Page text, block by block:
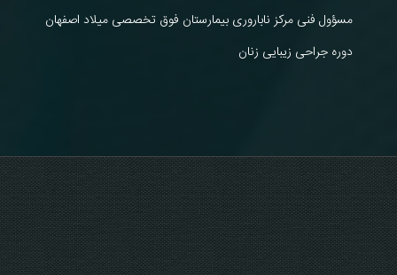
مسؤول فنی مرکز ناباروری بیمارستان فوق تخصصی میلاد اصفهان
دوره جراحی زیبایی زنان